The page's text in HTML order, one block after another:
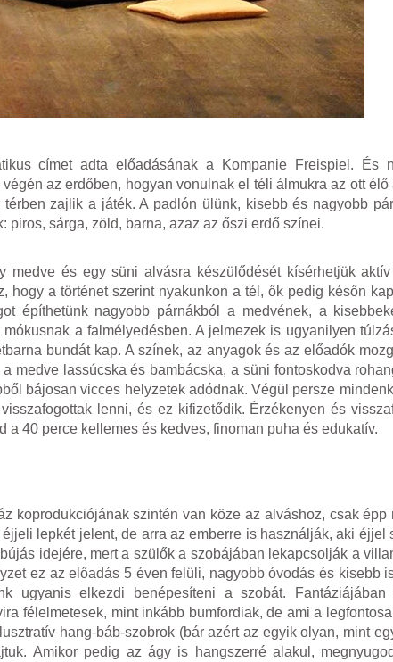
címet adta előadásának a Kompanie Freispiel. És
az erdőben, hogyan vonulnak el téli álmukra az ott
zajlik a játék. A padlón ülünk, kisebb és nagyobb
piros, sárga, zöld, barna, azaz az őszi erdő színei.
medve és egy süni alvásra készülődését kísérhetjük
hogy a történet szerint nyakunkon a tél, ők pedig későn
építhetünk nagyobb párnákból a medvének, a
a falmélyedésben. A jelmezek is ugyanilyen
bundát kap. A színek, az anyagok és az előadók
medve lassúcska és bambácska, a süni fontoskodva
bájosan vicces helyzetek adódnak. Végül persze
lenni, és ez kifizetődik. Érzékenyen és
40 perce kellemes és kedves, finoman puha és edukatív.
koprodukciójának szintén van köze az alváshoz, csak épp
lepkét jelent, de arra az emberre is használják, aki éjjel
idejére, mert a szülők a szobájában lekapcsolják a
ez az előadás 5 éven felüli, nagyobb óvodás és kisebb
ugyanis elkezdi benépesíteni a szobát. Fantáziájában
félelmetesek, mint inkább bumfordiak, de ami a
hang-báb-szobrok (bár azért az egyik olyan, mint
Amikor pedig az ágy is hangszerré alakul,